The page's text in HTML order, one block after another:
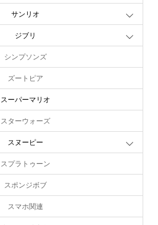
サンリオ
ジブリ
シンプソンズ
ズートピア
スーパーマリオ
スターウォーズ
スヌーピー
スプラトゥーン
スポンジボブ
スマホ関連